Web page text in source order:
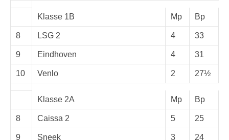
Klasse 1B Mp Bp
8 LSG 2 4 33
9 Eindhoven 4 31
10 Venlo 2 27½
Klasse 2A Mp Bp
8 Caissa 2 5 25
9 Sneek 3 24